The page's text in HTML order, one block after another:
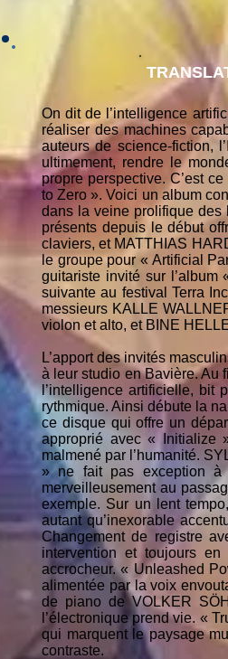
On dit de l’intelligence
réaliser des machines
auteurs de science-fiction,
ultimement, rendre le
propre perspective. C’est
to Zero ». Voici un album
dans la veine prolifique des
présents depuis le début
claviers, et MATTHIAS
le groupe pour « Artificial
guitariste invité sur l’album
suivante au festival Terra
messieurs KALLE
violon et alto, et BINE
L’apport des invités
à leur studio en Bavière. Au
l’intelligence artificielle, bit
rythmique. Ainsi débute la
ce disque qui offre un
approprié avec « Initialize
malmené par l’humanité.
» ne fait pas exception à
merveilleusement au
exemple. Sur un lent
autant qu’inexorable
Changement de registre
intervention et toujours
accrocheur. « Unleashed
alimentée par la voix
de piano de VOLKER
l’électronique prend vie. «
qui marquent le paysage
contraste.